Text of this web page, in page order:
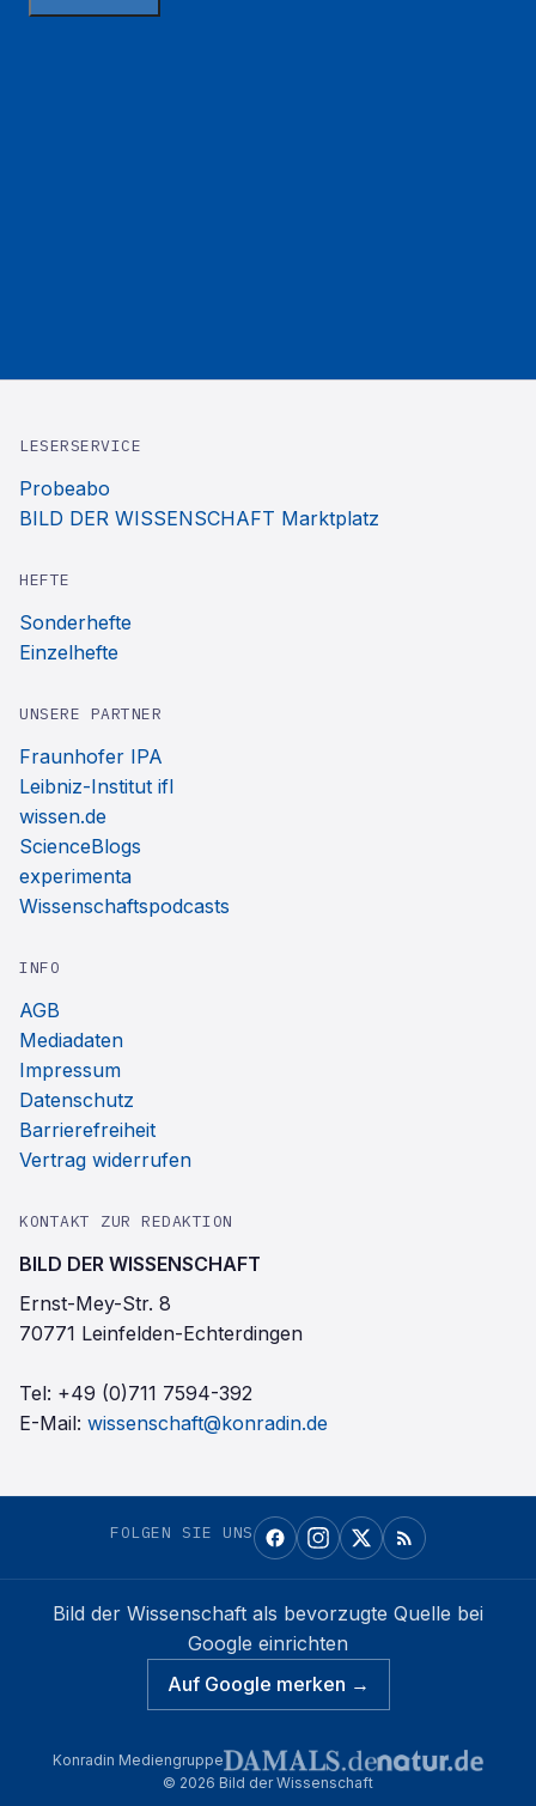
LESERSERVICE
Probeabo
BILD DER WISSENSCHAFT Marktplatz
HEFTE
Sonderhefte
Einzelhefte
UNSERE PARTNER
Fraunhofer IPA
Leibniz-Institut ifl
wissen.de
ScienceBlogs
experimenta
Wissenschaftspodcasts
INFO
AGB
Mediadaten
Impressum
Datenschutz
Barrierefreiheit
Vertrag widerrufen
KONTAKT ZUR REDAKTION
BILD DER WISSENSCHAFT
Ernst-Mey-Str. 8
70771 Leinfelden-Echterdingen
Tel: +49 (0)711 7594-392
E-Mail: wissenschaft@konradin.de
FOLGEN SIE UNS
Bild der Wissenschaft als bevorzugte Quelle bei
Google einrichten
Auf Google merken →
Konradin Mediengruppe
© 2026 Bild der Wissenschaft